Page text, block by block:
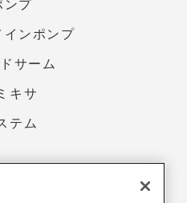
ンプ
インポンプ
サーム
キサ
テム